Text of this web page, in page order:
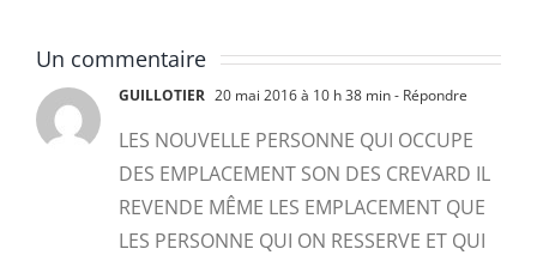
Un commentaire
GUILLOTIER 20 mai 2016 à 10 h 38 min- Répondre
LES NOUVELLE PERSONNE QUI OCCUPE
DES EMPLACEMENT SON DES CREVARD IL
REVENDE MÊME LES EMPLACEMENT QUE
LES PERSONNE QUI ON RESSERVE ET QUI